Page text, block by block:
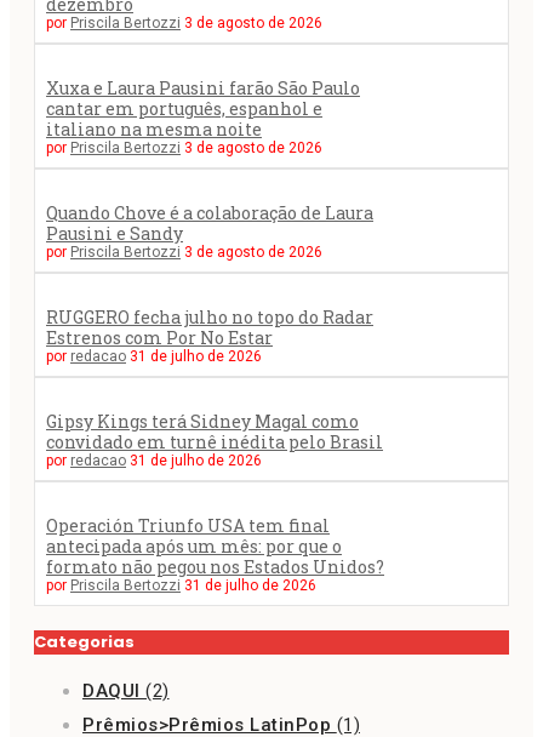
por Priscila Bertozzi 3 de agosto de 2026
Xuxa e Laura Pausini farão São Paulo
cantar em português, espanhol e
italiano na mesma noite
por Priscila Bertozzi 3 de agosto de 2026
Quando Chove é a colaboração de Laura
Pausini e Sandy
por Priscila Bertozzi 3 de agosto de 2026
RUGGERO fecha julho no topo do Radar
Estrenos com Por No Estar
por redacao 31 de julho de 2026
Gipsy Kings terá Sidney Magal como
convidado em turnê inédita pelo Brasil
por redacao 31 de julho de 2026
Operación Triunfo USA tem final
antecipada após um mês: por que o
formato não pegou nos Estados Unidos?
por Priscila Bertozzi 31 de julho de 2026
Categorias
DAQUI (2)
Prêmios>Prêmios LatinPop (1)